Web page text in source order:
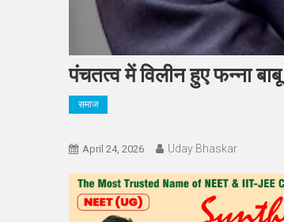
पंचतत्व में विलीन हुए फन्ना
समाज
April 24, 2026 Uday Bhaskar